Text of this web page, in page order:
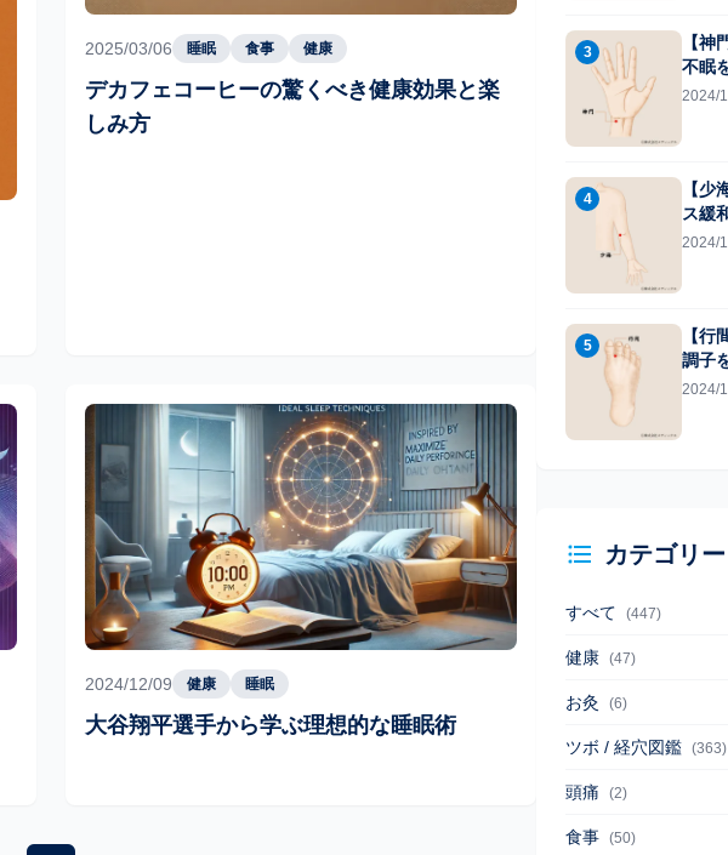
2025/03/06 睡眠 食事 健康
デカフェコーヒーの驚くべき健康効果と楽
しみ方
2024/12/09 健康 睡眠
大谷翔平選手から学ぶ理想的な睡眠術
3
【神
不眠
2024/
4
【少
ス緩
2024/
5
【行
調子
ト
2024/
カテゴリー
すべて (447)
健康 (47)
お灸 (6)
ツボ / 経穴図鑑 (363)
頭痛 (2)
食事 (50)